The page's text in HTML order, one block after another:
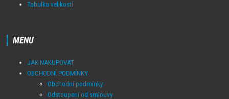
Tabulka velikostí
MENU
JAK NAKUPOVAT
OBCHODNÍ PODMÍNKY
Obchodní podmínky
Odstoupení od smlouvy